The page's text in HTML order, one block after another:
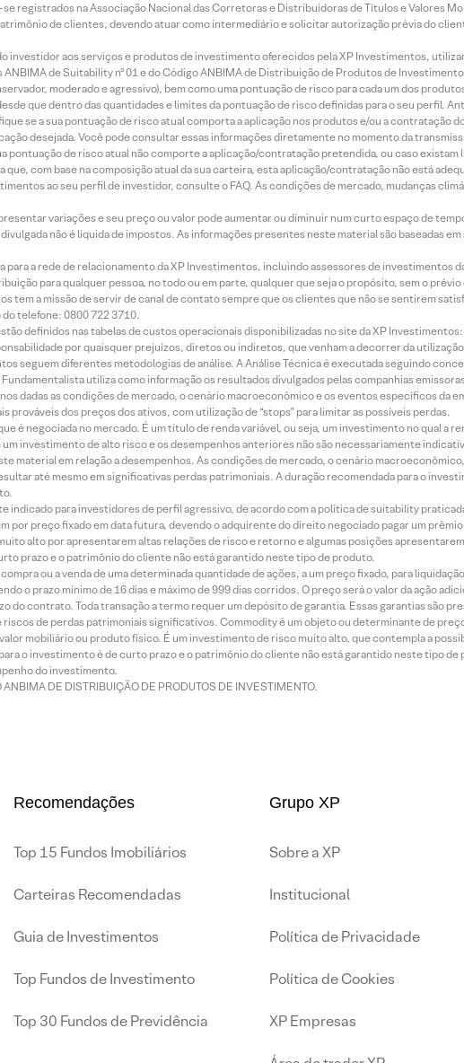
registrados na Associação Nacional das Corretoras e Distribuidoras de Títulos e Valores
de clientes, devendo atuar como intermediário e solicitar autorização prévia do
investidor aos serviços e produtos de investimento oferecidos pela XP Investimentos,
de Suitability nº 01 e do Código ANBIMA de Distribuição de Produtos de
moderado e agressivo), bem como uma pontuação de risco para cada um dos
que dentro das quantidades e limites da pontuação de risco definidas para o seu perfil.
se a sua pontuação de risco atual comporta a aplicação nos produtos e/ou a contratação
desejada. Você pode consultar essas informações diretamente no momento da
pontuação de risco atual não comporte a aplicação/contratação pretendida, ou caso
com base na composição atual da sua carteira, esta aplicação/contratação não está
ao seu perfil de investidor, consulte o FAQ. As condições de mercado, mudanças
variações e seu preço ou valor pode aumentar ou diminuir num curto espaço de
não é líquida de impostos. As informações presentes neste material são baseadas
a rede de relacionamento da XP Investimentos, incluindo assessores de investimentos
para qualquer pessoa, no todo ou em parte, qualquer que seja o propósito, sem o
tem a missão de servir de canal de contato sempre que os clientes que não se sentirem
telefone: 0800 722 3710.
definidos nas tabelas de custos operacionais disponibilizadas no site da XP
por quaisquer prejuízos, diretos ou indiretos, que venham a decorrer da
seguem diferentes metodologias de análise. A Análise Técnica é executada seguindo
utiliza como informação os resultados divulgados pelas companhias
dadas as condições de mercado, o cenário macroeconômico e os eventos específicos da
prováveis dos preços dos ativos, com utilização de “stops” para limitar as possíveis perdas.
é negociada no mercado. É um título de renda variável, ou seja, um investimento no qual a
investimento de alto risco e os desempenhos anteriores não são necessariamente
material em relação a desempenhos. As condições de mercado, o cenário
até mesmo em significativas perdas patrimoniais. A duração recomendada para o
indicado para investidores de perfil agressivo, de acordo com a política de suitability
por preço fixado em data futura, devendo o adquirente do direito negociado pagar um
alto por apresentarem altas relações de risco e retorno e algumas posições
prazo e o patrimônio do cliente não está garantido neste tipo de produto.
ou a venda de uma determinada quantidade de ações, a um preço fixado, para
o prazo mínimo de 16 dias e máximo de 999 dias corridos. O preço será o valor da ação
do contrato. Toda transação a termo requer um depósito de garantia. Essas garantias são
de perdas patrimoniais significativos. Commodity é um objeto ou determinante de
mobiliário ou produto físico. É um investimento de risco muito alto, que contempla a
o investimento é de curto prazo e o patrimônio do cliente não está garantido neste tipo
do investimento.
DE DISTRIBUIÇÃO DE PRODUTOS DE INVESTIMENTO.
Recomendações
Top 15 Fundos Imobiliários
Carteiras Recomendadas
Guia de Investimentos
Top Fundos de Investimento
Top 30 Fundos de Previdência
Grupo XP
Sobre a XP
Institucional
Política de Privacidade
Política de Cookies
XP Empresas